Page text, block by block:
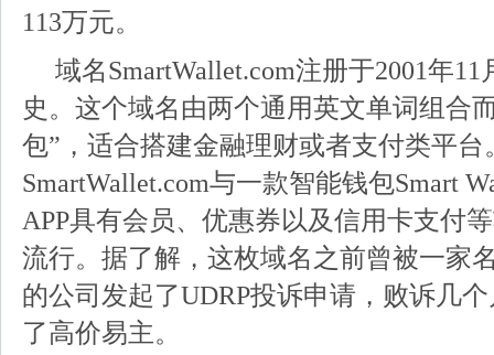
113万元。
域名SmartWallet.com注册于2001年
史。这个域名由两个通用英文单词组合
包”，适合搭建金融理财或者支付类平
SmartWallet.com与一款智能钱包Smart
APP具有会员、优惠券以及信用卡支付
流行。据了解，这枚域名之前曾被一家
的公司发起了UDRP投诉申请，败诉几
了高价易主。